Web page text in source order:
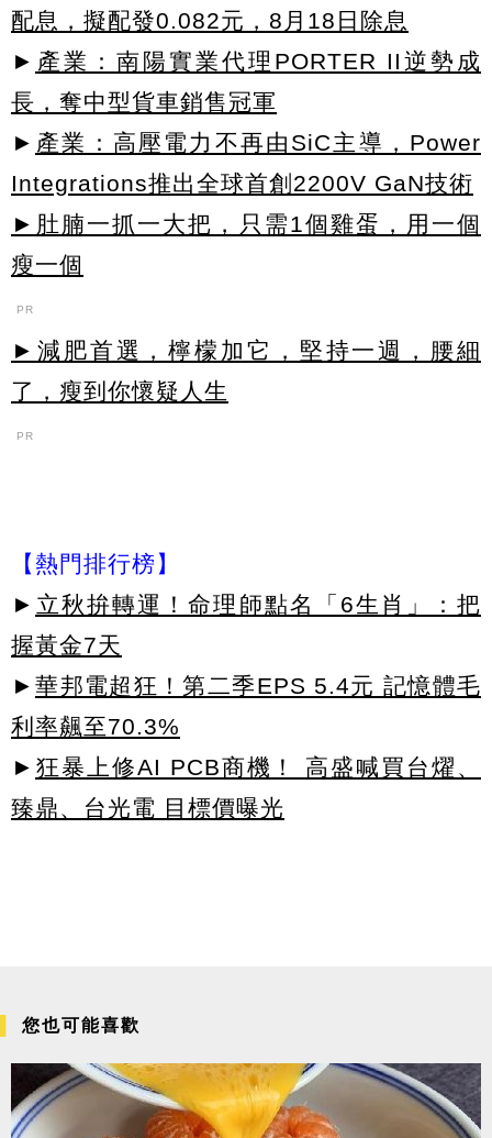
配息，擬配發0.082元，8月18日除息
► 產業：南陽實業代理PORTER II逆勢成
長，奪中型貨車銷售冠軍
► 產業：高壓電力不再由SiC主導，Power
Integrations推出全球首創2200V GaN技術
►肚腩一抓一大把，只需1個雞蛋，用一個
瘦一個
PR
►減肥首選，檸檬加它，堅持一週，腰細
了，瘦到你懷疑人生
PR
【熱門排行榜】
► 立秋拚轉運！命理師點名「6生肖」：把
握黃金7天
► 華邦電超狂！第二季EPS 5.4元 記憶體毛
利率飆至70.3%
► 狂暴上修AI PCB商機！ 高盛喊買台燿、
臻鼎、台光電 目標價曝光
您也可能喜歡